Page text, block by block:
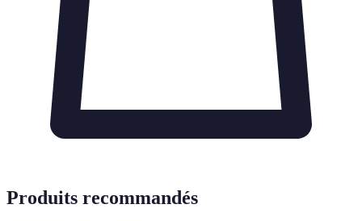
Produits recommandés